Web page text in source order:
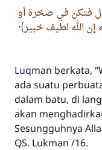
فتكن في صخرة أو
إن الله لطيف خبير
Luqman berkata,
ada suatu
dalam batu, di
akan
Sesungguhnya
QS. Lukman /16.